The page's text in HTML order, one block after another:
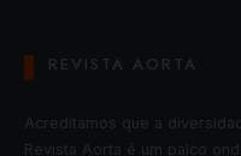
REVISTA AORTA
Acreditamos que a
Revista Aorta é um palco